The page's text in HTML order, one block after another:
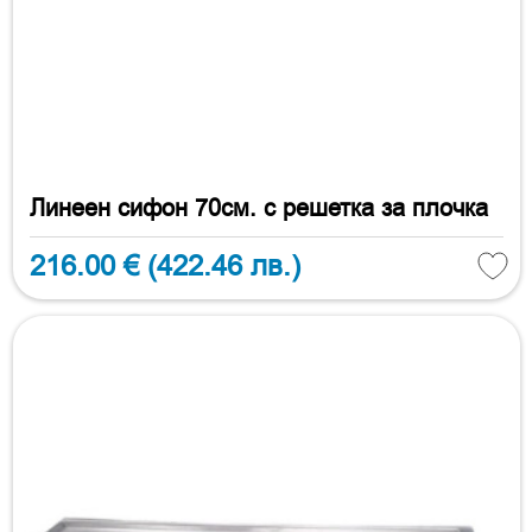
Линеен сифон 70см. с решетка за плочка
216.00 € (422.46 лв.)